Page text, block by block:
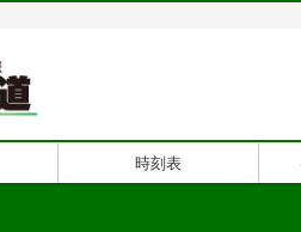
時刻表